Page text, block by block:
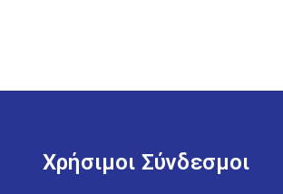
Χρήσιμοι Σύνδεσμοι